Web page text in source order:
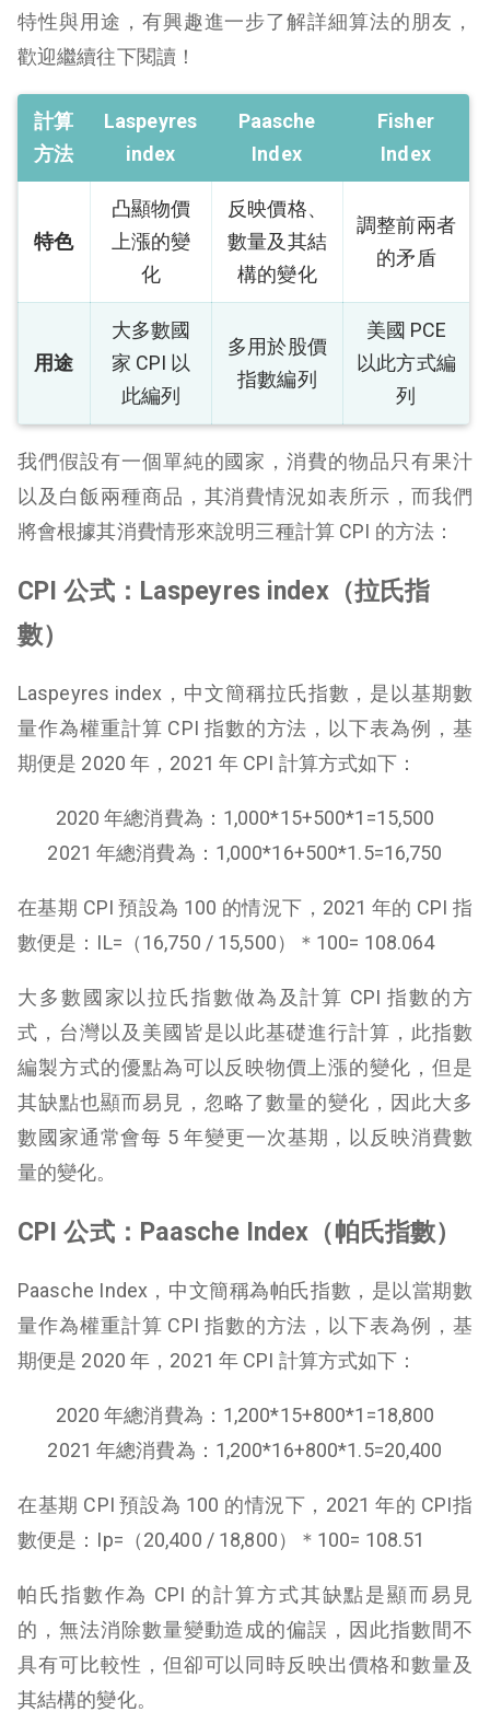
特性與用途，有興趣進一步了解詳細算法的朋友，
歡迎繼續往下閱讀！
計算
方法
Laspeyres
index
Paasche
Index
Fisher
Index
特色
凸顯物價
上漲的變
化
反映價格、
數量及其結
構的變化
調整前兩者
的矛盾
用途
大多數國
家 CPI 以
此編列
多用於股價
指數編列
美國 PCE
以此方式編
列
我們假設有一個單純的國家，消費的物品只有果汁
以及白飯兩種商品，其消費情況如表所示，而我們
將會根據其消費情形來說明三種計算 CPI 的方法：
CPI 公式：Laspeyres index（拉氏指
數）
Laspeyres index，中文簡稱拉氏指數，是以基期數
量作為權重計算 CPI 指數的方法，以下表為例，基
期便是 2020 年，2021 年 CPI 計算方式如下：
2020 年總消費為：1,000*15+500*1=15,500
2021 年總消費為：1,000*16+500*1.5=16,750
在基期 CPI 預設為 100 的情況下，2021 年的 CPI 指
數便是：IL=（16,750 / 15,500）＊100= 108.064
大多數國家以拉氏指數做為及計算 CPI 指數的方
式，台灣以及美國皆是以此基礎進行計算，此指數
編製方式的優點為可以反映物價上漲的變化，但是
其缺點也顯而易見，忽略了數量的變化，因此大多
數國家通常會每 5 年變更一次基期，以反映消費數
量的變化。
CPI 公式：Paasche Index（帕氏指數）
Paasche Index，中文簡稱為帕氏指數，是以當期數
量作為權重計算 CPI 指數的方法，以下表為例，基
期便是 2020 年，2021 年 CPI 計算方式如下：
2020 年總消費為：1,200*15+800*1=18,800
2021 年總消費為：1,200*16+800*1.5=20,400
在基期 CPI 預設為 100 的情況下，2021 年的 CPI指
數便是：Ip=（20,400 / 18,800）＊100= 108.51
帕氏指數作為 CPI 的計算方式其缺點是顯而易見
的，無法消除數量變動造成的偏誤，因此指數間不
具有可比較性，但卻可以同時反映出價格和數量及
其結構的變化。